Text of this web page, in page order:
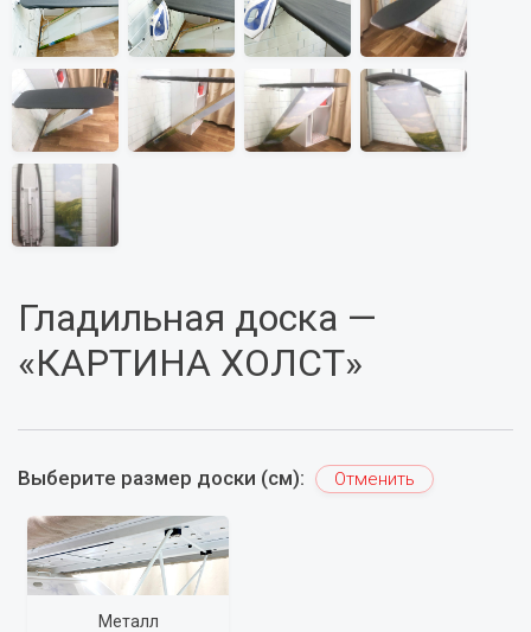
Гладильная доска —
«КАРТИНА ХОЛСТ»
Выберите размер доски (см): Отменить
Металл